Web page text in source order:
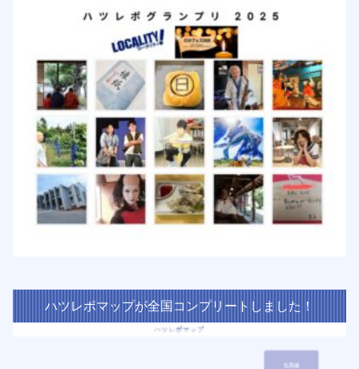
ハツレポマップが全国コンプリートしました！